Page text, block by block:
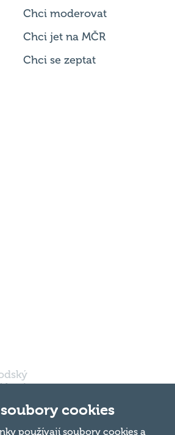
Chci moderovat
Chci jet na MČR
Chci se zeptat
Nahoru
cookies
používají soubory cookies a